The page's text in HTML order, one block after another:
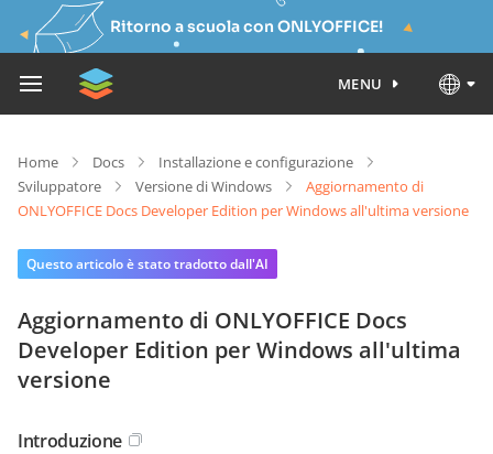
Ritorno a scuola con ONLYOFFICE!
MENU
Home Docs
Installazione e configurazione
Sviluppatore
Versione di Windows
Aggiornamento di
ONLYOFFICE Docs Developer Edition per Windows all'ultima versione
Questo articolo è stato tradotto dall'AI
Aggiornamento di ONLYOFFICE Docs
Developer Edition per Windows all'ultima
versione
Introduzione